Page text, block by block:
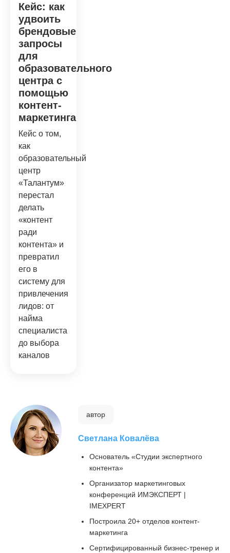
Кейс: как
удвоить
брендовые
запросы
для
образовательного
центра с
помощью
контент-
маркетинга
Кейс о том,
как
образовательный
центр
«Талантум»
перестал
делать
«контент
ради
контента» и
превратил
его в
систему для
привлечения
лидов: от
найма
специалиста
до выбора
каналов
автор
Светлана Ковалёва
Основатель «Студии экспертного
контента»
Организатор маркетинговых
конференций ИМЭКСПЕРТ |
IMEXPERT
Построила 20+ отделов контент-
маркетинга
Сертифицированный бизнес-тренер и